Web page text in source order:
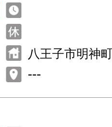
八王子市明神
---